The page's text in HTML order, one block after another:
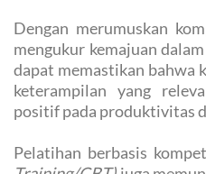
Dengan merumuskan
mengukur kemajuan
dapat memastikan bahwa
keterampilan yang
positif pada produktivitas
Pelatihan berbasis